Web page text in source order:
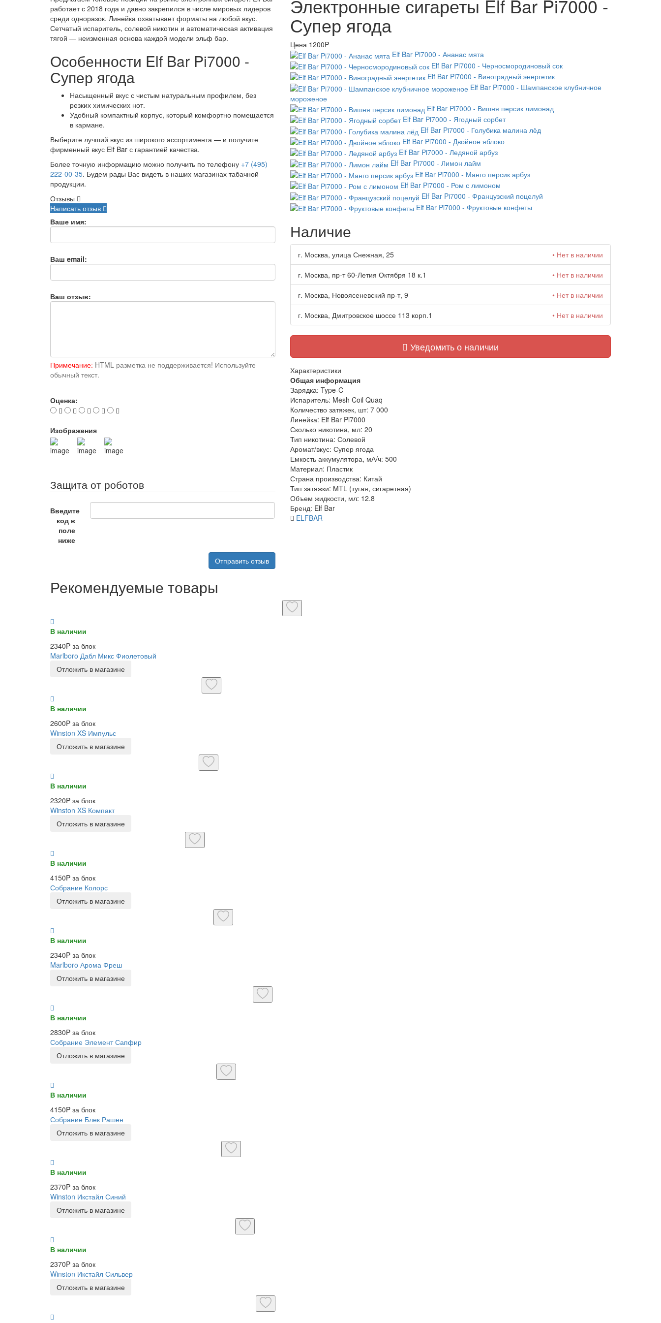
работает с 2018 года и давно закрепился в числе мировых лидеров
среди одноразок. Линейка охватывает форматы на любой вкус.
Сетчатый испаритель, солевой никотин и автоматическая активация
тягой — неизменная основа каждой модели эльф бар.
Особенности Elf Bar Pi7000 -
Супер ягода
Насыщенный вкус с чистым натуральным профилем, без
резких химических нот.
Удобный компактный корпус, который комфортно помещается
в кармане.
Выберите лучший вкус из широкого ассортимента — и получите
фирменный вкус Elf Bar с гарантией качества.
Более точную информацию можно получить по телефону +7 (495)
222-00-35. Будем рады Вас видеть в наших магазинах табачной
продукции.
Отзывы
Написать отзыв
Ваше имя:
Ваш email:
Ваш отзыв:
Примечание: HTML разметка не поддерживается! Используйте
обычный текст.
Оценка:
Изображения
Защита от роботов
Введите
код в
поле
ниже
Отправить отзыв
Электронные сигареты Elf Bar Pi7000 -
Супер ягода
Цена 1200P
Elf Bar Pi7000 - Ананас мята
Elf Bar Pi7000 - Черносмородиновый сок
Elf Bar Pi7000 - Виноградный энергетик
Elf Bar Pi7000 - Шампанское клубничное
мороженое
Elf Bar Pi7000 - Вишня персик лимонад
Elf Bar Pi7000 - Ягодный сорбет
Elf Bar Pi7000 - Голубика малина лёд
Elf Bar Pi7000 - Двойное яблоко
Elf Bar Pi7000 - Ледяной арбуз
Elf Bar Pi7000 - Лимон лайм
Elf Bar Pi7000 - Манго персик арбуз
Elf Bar Pi7000 - Ром с лимоном
Elf Bar Pi7000 - Французский поцелуй
Elf Bar Pi7000 - Фруктовые конфеты
Наличие
г. Москва, улица Снежная, 25 • Нет в наличии
г. Москва, пр-т 60-Летия Октября 18 к.1 • Нет в наличии
г. Москва, Новоясеневский пр-т, 9 • Нет в наличии
г. Москва, Дмитровское шоссе 113 корп.1 • Нет в наличии
Уведомить о наличии
Характеристики
Общая информация
Зарядка: Type-C
Испаритель: Mesh Coil Quaq
Количество затяжек, шт: 7 000
Линейка: Elf Bar Pi7000
Сколько никотина, мл: 20
Тип никотина: Солевой
Аромат/вкус: Супер ягода
Емкость аккумулятора, мА/ч: 500
Материал: Пластик
Страна производства: Китай
Тип затяжки: MTL (тугая, сигаретная)
Объем жидкости, мл: 12.8
Бренд: Elf Bar
ELFBAR
Рекомендуемые товары
В наличии
2340P за блок
Marlboro Дабл Микс Фиолетовый
Отложить в магазине
В наличии
2600P за блок
Winston XS Импульс
Отложить в магазине
В наличии
2320P за блок
Winston XS Компакт
Отложить в магазине
В наличии
4150P за блок
Собрание Колорс
Отложить в магазине
В наличии
2340P за блок
Marlboro Арома Фреш
Отложить в магазине
В наличии
2830P за блок
Собрание Элемент Сапфир
Отложить в магазине
В наличии
4150P за блок
Собрание Блек Рашен
Отложить в магазине
В наличии
2370P за блок
Winston Икстайл Синий
Отложить в магазине
В наличии
2370P за блок
Winston Икстайл Сильвер
Отложить в магазине